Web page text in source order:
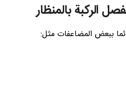
الركبة بالمنظار
ببعض المضاعفات مثل: